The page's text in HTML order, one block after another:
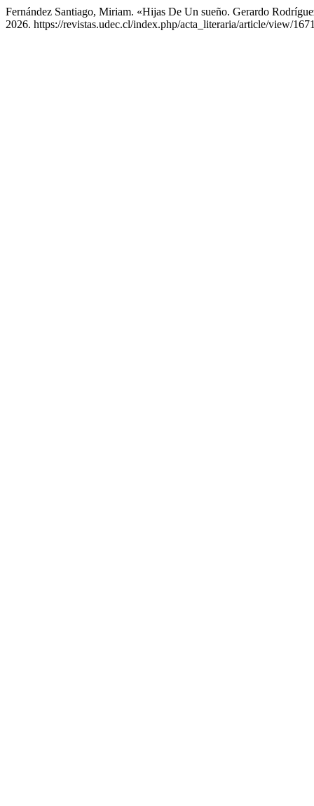
Fernández Santiago, Miriam. «Hijas De Un sueño. Gerardo
2026. https://revistas.udec.cl/index.php/acta_literaria/article/view/